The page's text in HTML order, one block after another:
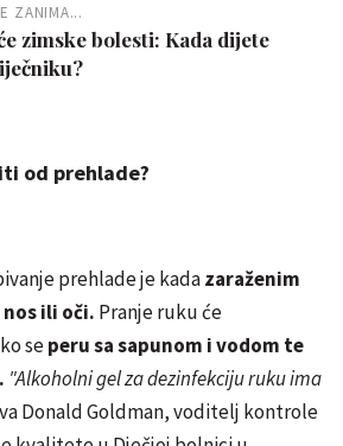
ZANIMA...
zimske bolesti: Kada dijete
od prehlade?
prehlade je kadazaraženim
ili oči. Pranje ruku će
seperu sa sapunom i vodom te
"Alkoholni gel za dezinfekciju ruku ima
Donald Goldman, voditelj kontrole